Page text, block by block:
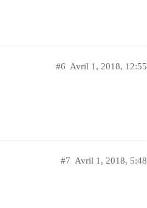
Avril 1, 2018, 12:55
#6
Avril 1, 2018, 5:48
#7